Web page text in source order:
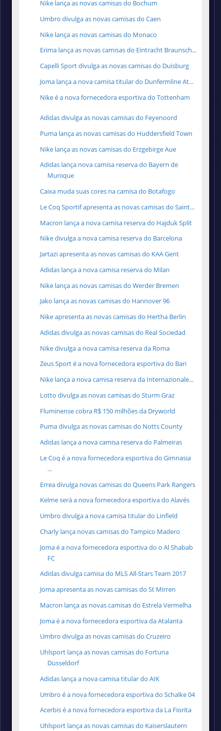
Nike lança as novas camisas do Bochum
Umbro divulga as novas camisas do Caen
Nike lança as novas camisas do Monaco
Erima lança as novas camisas do Eintracht Braunsch...
Capelli Sport divulga as novas camisas do Duisburg
Joma lança a nova camisa titular do Dunfermline At...
Nike é a nova fornecedora esportiva do Tottenham
Adidas divulga as novas camisas do Feyenoord
Puma lança as novas camisas do Huddersfield Town
Nike lança as novas camisas do Erzgebirge Aue
Adidas lança nova camisa reserva do Bayern de
Munique
Caixa muda suas cores na camisa do Botafogo
Le Coq Sportif apresenta as novas camisas do Saint...
Macron lança a nova camisa reserva do Hajduk Split
Nike divulga a nova camisa reserva do Barcelona
Jartazi apresenta as novas camisas do KAA Gent
Adidas lança a nova camisa reserva do Milan
Nike lança as novas camisas do Werder Bremen
Jako lança as novas camisas do Hannover 96
Nike apresenta as novas camisas do Hertha Berlin
Adidas divulga as novas camisas do Real Sociedad
Nike divulga a nova camisa reserva da Roma
Zeus Sport é a nova fornecedora esportiva do Bari
Nike lança a nova camisa reserva da Internazionale...
Lotto divulga as novas camisas do Sturm Graz
Fluminense cobra R$ 150 milhões da Dryworld
Puma divulga as novas camisas do Notts County
Adidas lança a nova camisa reserva do Palmeiras
Le Coq é a nova fornecedora esportiva do Gimnasia
...
Errea divulga novas camisas do Queens Park Rangers
Kelme será a nova fornecedora esportiva do Alavés
Umbro divulga a nova camisa titular do Linfield
Charly lança novas camisas do Tampico Madero
Joma é a nova fornecedora esportiva do o Al Shabab
FC
Adidas divulga camisa do MLS All-Stars Team 2017
Joma apresenta as novas camisas do St Mirren
Macron lança as novas camisas do Estrela Vermelha
Joma é a nova fornecedora esportiva da Atalanta
Umbro divulga as novas camisas do Cruzeiro
Uhlsport lança as novas camisas do Fortuna
Düsseldorf
Adidas lança a nova camisa titular do AIK
Umbro é a nova fornecedora esportiva do Schalke 04
Acerbis é a nova fornecedora esportiva da La Fiorita
Uhlsport lança as novas camisas do Kaiserslautern